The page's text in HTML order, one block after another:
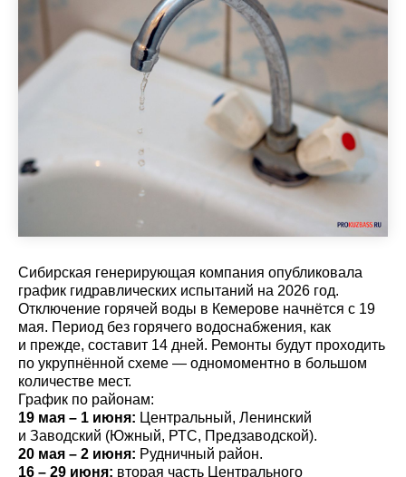
Сибирская генерирующая компания опубликовала
график гидравлических испытаний на 2026 год.
Отключение горячей воды в Кемерове начнётся с 19
мая. Период без горячего водоснабжения, как
и прежде, составит 14 дней. Ремонты будут проходить
по укрупнённой схеме — одномоментно в большом
количестве мест.
График по районам:
19 мая – 1 июня: Центральный, Ленинский
и Заводский (Южный, РТС, Предзаводской).
20 мая – 2 июня: Рудничный район.
16 – 29 июня: вторая часть Центрального